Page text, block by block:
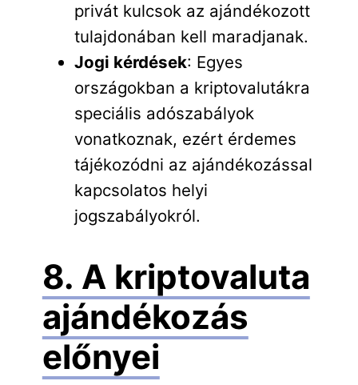
privát kulcsok az ajándékozott
tulajdonában kell maradjanak.
Jogi kérdések: Egyes
országokban a kriptovalutákra
speciális adószabályok
vonatkoznak, ezért érdemes
tájékozódni az ajándékozással
kapcsolatos helyi
jogszabályokról.
8. A kriptovaluta
ajándékozás
előnyei